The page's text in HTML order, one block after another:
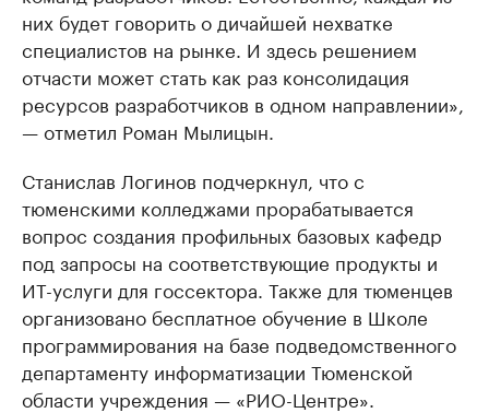
них будет говорить о дичайшей нехватке
специалистов на рынке. И здесь решением
отчасти может стать как раз консолидация
ресурсов разработчиков в одном направлении»,
— отметил Роман Мылицын.
Станислав Логинов подчеркнул, что с
тюменскими колледжами прорабатывается
вопрос создания профильных базовых кафедр
под запросы на соответствующие продукты и
ИТ-услуги для госсектора. Также для тюменцев
организовано бесплатное обучение в Школе
программирования на базе подведомственного
департаменту информатизации Тюменской
области учреждения — «РИО-Центре».